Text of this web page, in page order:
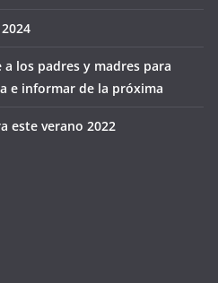
los padres y madres para
e informar de la próxima
este verano 2022